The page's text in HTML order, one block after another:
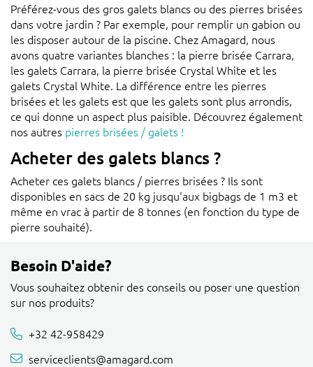
Préférez-vous des gros galets blancs ou des pierres brisées
dans votre jardin ? Par exemple, pour remplir un gabion ou
les disposer autour de la piscine. Chez Amagard, nous
avons quatre variantes blanches : la pierre brisée Carrara,
les galets Carrara, la pierre brisée Crystal White et les
galets Crystal White. La différence entre les pierres
brisées et les galets est que les galets sont plus arrondis,
ce qui donne un aspect plus paisible. Découvrez également
nos autres pierres brisées / galets !
Acheter des galets blancs ?
Acheter ces galets blancs / pierres brisées ? Ils sont
disponibles en sacs de 20 kg jusqu'aux bigbags de 1 m3 et
même en vrac à partir de 8 tonnes (en fonction du type de
pierre souhaité).
Besoin D'aide?
Vous souhaitez obtenir des conseils ou poser une question
sur nos produits?
+32 42-958429
serviceclients@amagard.com